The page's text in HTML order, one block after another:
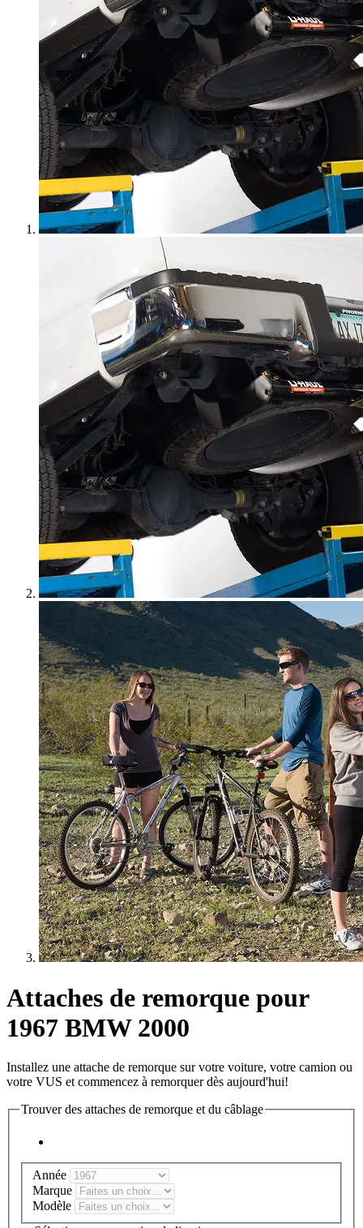
Attaches de remorque pour
1967 BMW 2000
Installez une attache de remorque sur votre voiture, votre camion ou
votre VUS et commencez à remorquer dès aujourd'hui!
Trouver des attaches de remorque et du câblage
Année
Marque
Modèle